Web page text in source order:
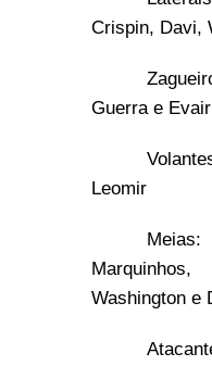
Crispin, Davi,
Guerra e Evair
Leomir
Meias:
Washington e